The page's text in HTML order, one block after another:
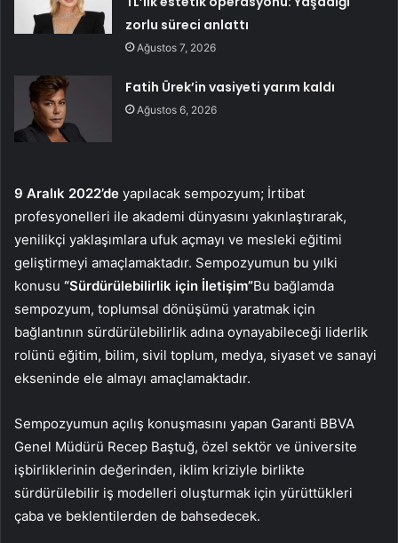
zorlu süreci anlattı
Ağustos 7, 2026
Fatih Ürek’in vasiyeti yarım kaldı
Ağustos 6, 2026
9 Aralık 2022’de yapılacak sempozyum; İrtibat
profesyonelleri ile akademi dünyasını yakınlaştırarak,
yenilikçi yaklaşımlara ufuk açmayı ve mesleki eğitimi
geliştirmeyi amaçlamaktadır. Sempozyumun bu yılki
konusu “Sürdürülebilirlik için İletişim”Bu bağlamda
sempozyum, toplumsal dönüşümü yaratmak için
bağlantının sürdürülebilirlik adına oynayabileceği liderlik
rolünü eğitim, bilim, sivil toplum, medya, siyaset ve sanayi
ekseninde ele almayı amaçlamaktadır.
Sempozyumun açılış konuşmasını yapan Garanti BBVA
Genel Müdürü Recep Baştuğ, özel sektör ve üniversite
işbirliklerinin değerinden, iklim kriziyle birlikte
sürdürülebilir iş modelleri oluşturmak için yürüttükleri
çaba ve beklentilerden de bahsedecek.